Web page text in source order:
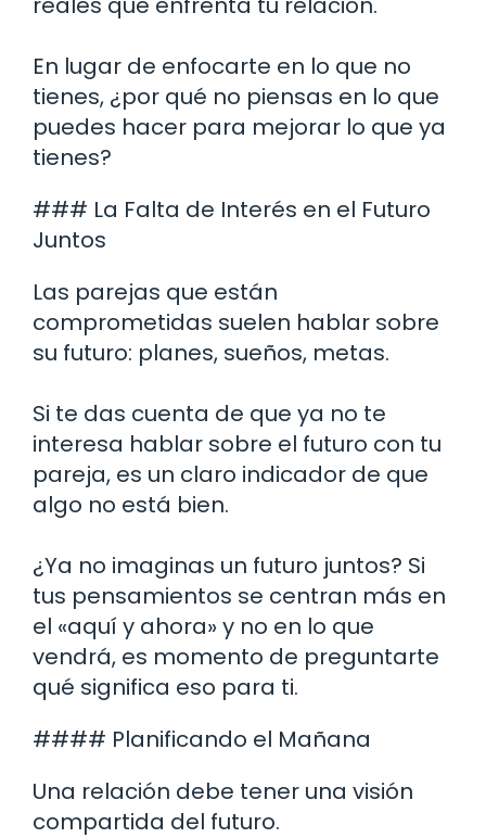
En lugar de enfocarte en lo que no
tienes, ¿por qué no piensas en lo que
puedes hacer para mejorar lo que ya
tienes?
### La Falta de Interés en el Futuro
Juntos
Las parejas que están
comprometidas suelen hablar sobre
su futuro: planes, sueños, metas.
Si te das cuenta de que ya no te
interesa hablar sobre el futuro con tu
pareja, es un claro indicador de que
algo no está bien.
¿Ya no imaginas un futuro juntos? Si
tus pensamientos se centran más en
el «aquí y ahora» y no en lo que
vendrá, es momento de preguntarte
qué significa eso para ti.
#### Planificando el Mañana
Una relación debe tener una visión
compartida del futuro.